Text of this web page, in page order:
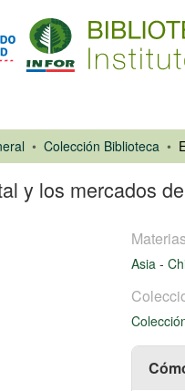
Colección Biblioteca
y los mercados
Asia -